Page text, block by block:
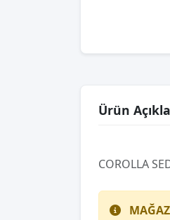
Ürün
COROLLA